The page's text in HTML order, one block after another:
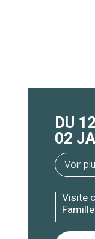
DU
02
Voir
Visite
Famille